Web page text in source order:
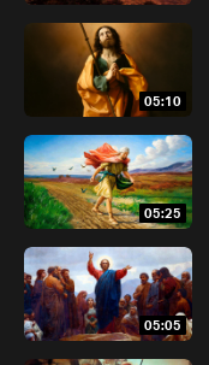
05:10
05:25
05:05